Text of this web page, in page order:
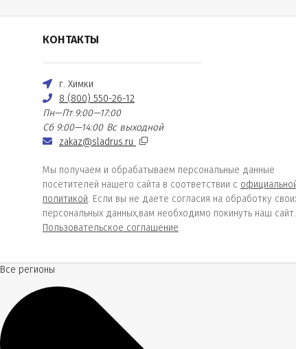
КОНТАКТЫ
г. Химки
8 (800) 550-26-12
Пн—Пт 9:00—17:00
Сб 9:00—14:00 Вс выходной
zakaz@sladrus.ru
Мы получаем и обрабатываем персональные данные
посетителей нашего сайта в соответствии с
политикой. Если вы не даете согласия на обработку
персональных данных,вам необходимо покинуть наш сайт.
Пользовательское соглашение
Все регионы